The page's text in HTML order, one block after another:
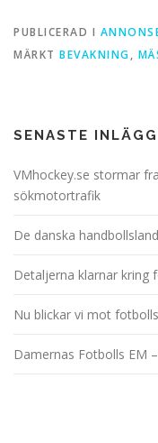
PUBLICERAD I
MÄRKT BEVAKNING,
SENASTE
VMhockey.se stormar
sökmotortrafik
De danska
Detaljerna klarnar kring
Nu blickar vi mot
Damernas Fotbolls EM